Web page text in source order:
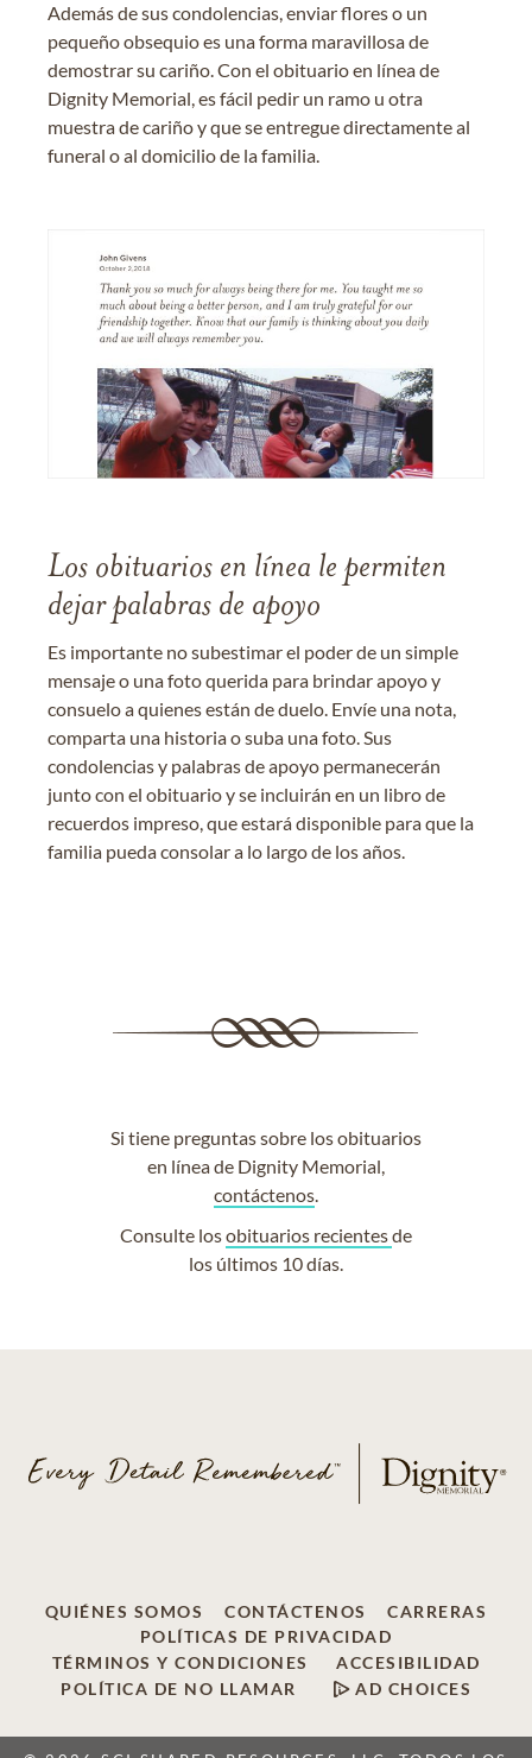
Además de sus condolencias, enviar flores o un
pequeño obsequio es una forma maravillosa de
demostrar su cariño. Con el obituario en línea de
Dignity Memorial, es fácil pedir un ramo u otra
muestra de cariño y que se entregue directamente al
funeral o al domicilio de la familia.
Los obituarios en línea le permiten
dejar palabras de apoyo
Es importante no subestimar el poder de un simple
mensaje o una foto querida para brindar apoyo y
consuelo a quienes están de duelo. Envíe una nota,
comparta una historia o suba una foto. Sus
condolencias y palabras de apoyo permanecerán
junto con el obituario y se incluirán en un libro de
recuerdos impreso, que estará disponible para que la
familia pueda consolar a lo largo de los años.
Si tiene preguntas sobre los obituarios
en línea de Dignity Memorial,
contáctenos.
Consulte losobituarios recientesde
los últimos 10 días.
QUIÉNES SOMOS CONTÁCTENOS
CARRERAS
POLÍTICAS DE PRIVACIDAD
TÉRMINOS Y CONDICIONES
ACCESIBILIDAD
POLÍTICA DE NO LLAMAR
AD CHOICES